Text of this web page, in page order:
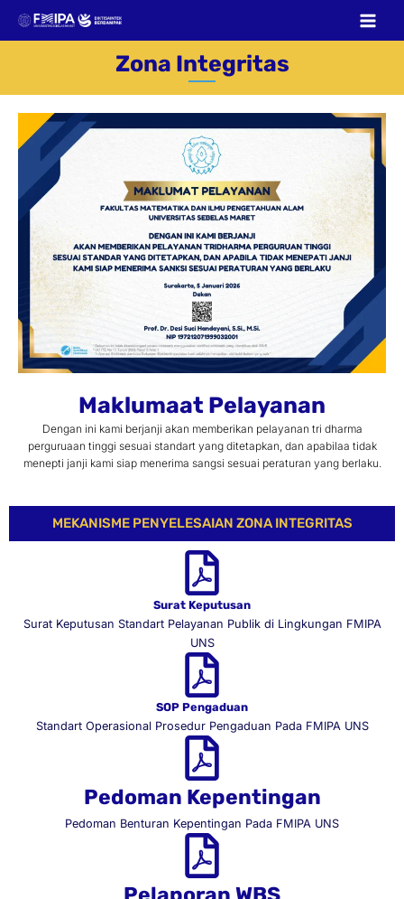
Zona Integritas
Maklumaat Pelayanan
Dengan ini kami berjanji akan memberikan pelayanan tri dharma
perguruaan tinggi sesuai standart yang ditetapkan, dan apabilaa tidak
menepti janji kami siap menerima sangsi sesuai peraturan yang berlaku.
MEKANISME PENYELESAIAN ZONA INTEGRITAS​
Surat Keputusan
Surat Keputusan Standart Pelayanan Publik di Lingkungan FMIPA
UNS
SOP Pengaduan
Standart Operasional Prosedur Pengaduan Pada FMIPA UNS
Pedoman Kepentingan
Pedoman Benturan Kepentingan Pada FMIPA UNS